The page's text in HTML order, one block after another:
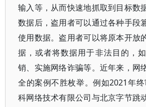
输入等，从而快速地抓取到目标数
数据后，盗用者可以通过各种手段
使用数据。盗用者可以将原本开放
据，或者将数据用于非法目的，
销、实施网络诈骗等。近年来，网
全的案例不胜枚举。例如2021年
科网络技术有限公司与北京字节跳